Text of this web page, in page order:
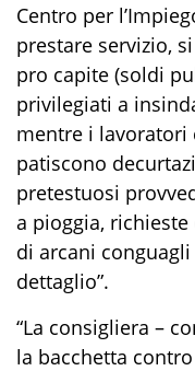
Centro per
prestare servizio,
pro capite (soldi
privilegiati a
mentre i
patiscono
pretestuosi
a pioggia,
di arcani
dettaglio”.
“La consigliera –
la bacchetta